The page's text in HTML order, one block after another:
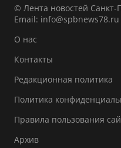
© Лента новостей Санкт-
Email: info@spbnews78.ru
О нас
Контакты
Редакционная политика
Политика
Правила пользования
Архив